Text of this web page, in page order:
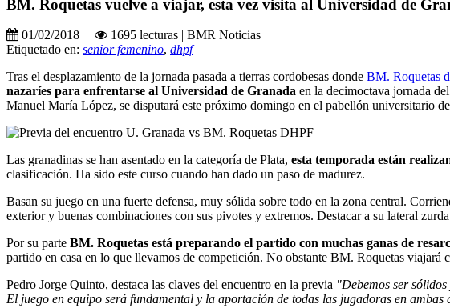
BM. Roquetas vuelve a viajar, esta vez visita al Universidad de
01/02/2018 |
1695 lecturas | BMR Noticias
Etiquetado en: senior femenino, dhpf
Tras el desplazamiento de la jornada pasada a tierras cordobesas donde BM. Roquetas
nazaríes para enfrentarse al Universidad de Granada en la decimoctava jornada
Manuel María López, se disputará este próximo domingo en el pabellón universitario
Las granadinas se han asentado en la categoría de Plata, esta temporada están
clasificación. Ha sido este curso cuando han dado un paso de madurez.
Basan su juego en una fuerte defensa, muy sólida sobre todo en la zona central.
exterior y buenas combinaciones con sus pivotes y extremos. Destacar a su lateral
Por su parte BM. Roquetas está preparando el partido con muchas ganas de
partido en casa en lo que llevamos de competición. No obstante BM. Roquetas viajará
Pedro Jorge Quinto, destaca las claves del encuentro en la previa "Debemos ser
El juego en equipo será fundamental y la aportación de todas las jugadoras en